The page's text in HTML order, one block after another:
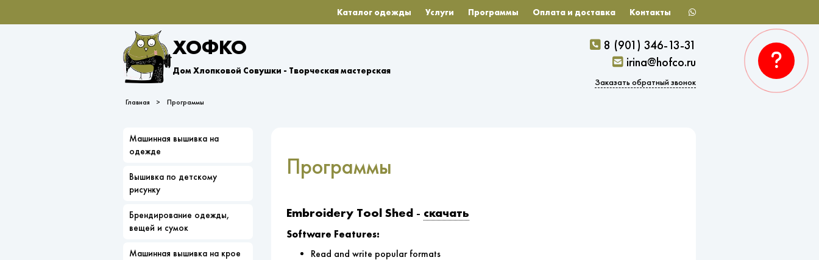
Каталог одежды Услуги Программы Оплата и доставка Контакты
ХОФКО
Дом Хлопковой Совушки - Творческая мастерская
8 (901) 346-13-31
irina@hofco.ru
Заказать обратный звонок
Главная Программы
Машинная вышивка на
одежде
Вышивка по детскому
рисунку
Брендирование одежды,
вещей и сумок
Машинная вышивка на крое
Программы
Embroidery Tool Shed- скачать
Software Features:
Read and write popular formats